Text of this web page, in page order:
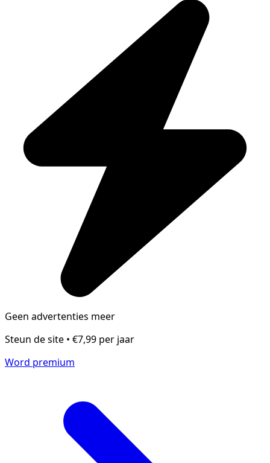
Geen advertenties meer
Steun de site • €7,99 per jaar
Word premium